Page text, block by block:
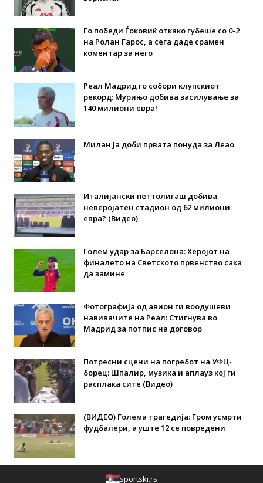
Го победи Ѓоковиќ откако губеше со 0-2
на Ролан Гарос, а сега даде срамен
коментар за него
Реал Мадрид го собори клупскиот
рекорд: Мурињо добива засилување за
140 милиони евра!
Милан ја доби првата понуда за Леао
Италијански петтолигаш добива
неверојатен стадион од 62 милиони
евра? (Видео)
Голем удар за Барселона: Херојот на
финалето на Светското првенство сака
да замине
Фотографија од авион ги воодушеви
навивачите на Реал: Стигнува во
Мадрид за потпис на договор
Потресни сцени на погребот на УФЦ-
борец: Шпалир, музика и аплауз кој ги
расплака сите (Видео)
(ВИДЕО) Голема трагедија: Гром усмрти
фудбалери, а уште 12 се повредени
sportski.rs